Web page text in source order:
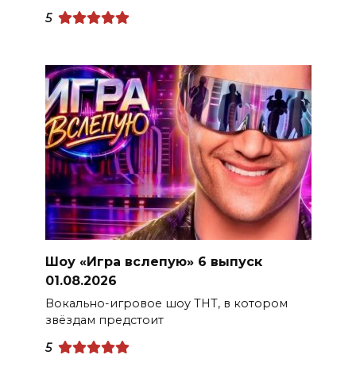
5
Шоу «Игра вслепую» 6 выпуск
01.08.2026
Вокально-игровое шоу ТНТ, в котором
звёздам предстоит
5